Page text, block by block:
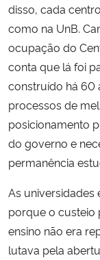
disso, cada
como na UnB.
ocupação do
conta que lá foi
construído há 60
processos de
posicionamento
do governo e
permanência
As universidades
porque o custeio
ensino não era
lutava pela